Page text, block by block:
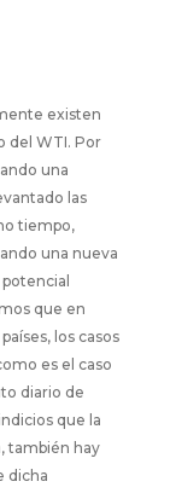
existen
del WTI. Por
una
las
tiempo,
una nueva
que en
los casos
es el caso
diario de
que la
también hay
dicha